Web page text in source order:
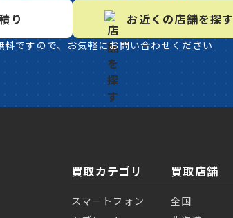
り お近くの店舗を探す
料ですので、お気軽にお問い合わせください
買取カテゴリ
スマートフォン
買取店舗
全国